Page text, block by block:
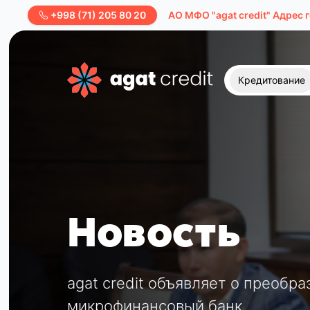
+998 (71) 205 80 20 AО МФО "agat credit" Адрес
Кредитование
Новость
agat credit объявляет о
микрофинансовый банк